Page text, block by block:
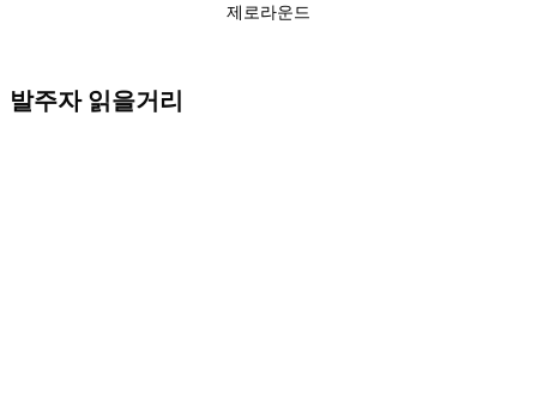
제로라운드
발주자 읽을거리